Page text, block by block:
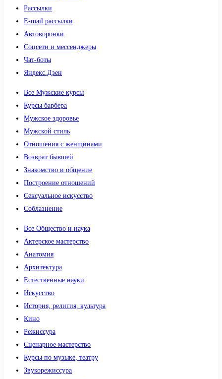
Рассылки
E-mail рассылки
Автоворонки
Соцсети и мессенджеры
Чат-боты
Яндекс.Дзен
Все Мужские курсы
Курсы барбера
Мужское здоровье
Мужской стиль
Отношения с женщинами
Возврат бывшей
Знакомство и общение
Построение отношений
Сексуальное искусство
Соблазнение
Все Общество и наука
Актерское мастерство
Анатомия
Архитектура
Естественные науки
Искусство
История, религия, культура
Кино
Режиссура
Сценарное мастерство
Курсы по музыке, театру
Звукорежиссура